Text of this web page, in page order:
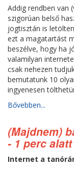
Addig rendben van
szigorúan belső
jogtisztán is
ezt a magatartást
beszélve, hogy ha
valamilyan
csak nehezen
bemutatunk 10
ingyenesen
Bővebben...
(Majdnem)
- 1 perc alatt
Internet a